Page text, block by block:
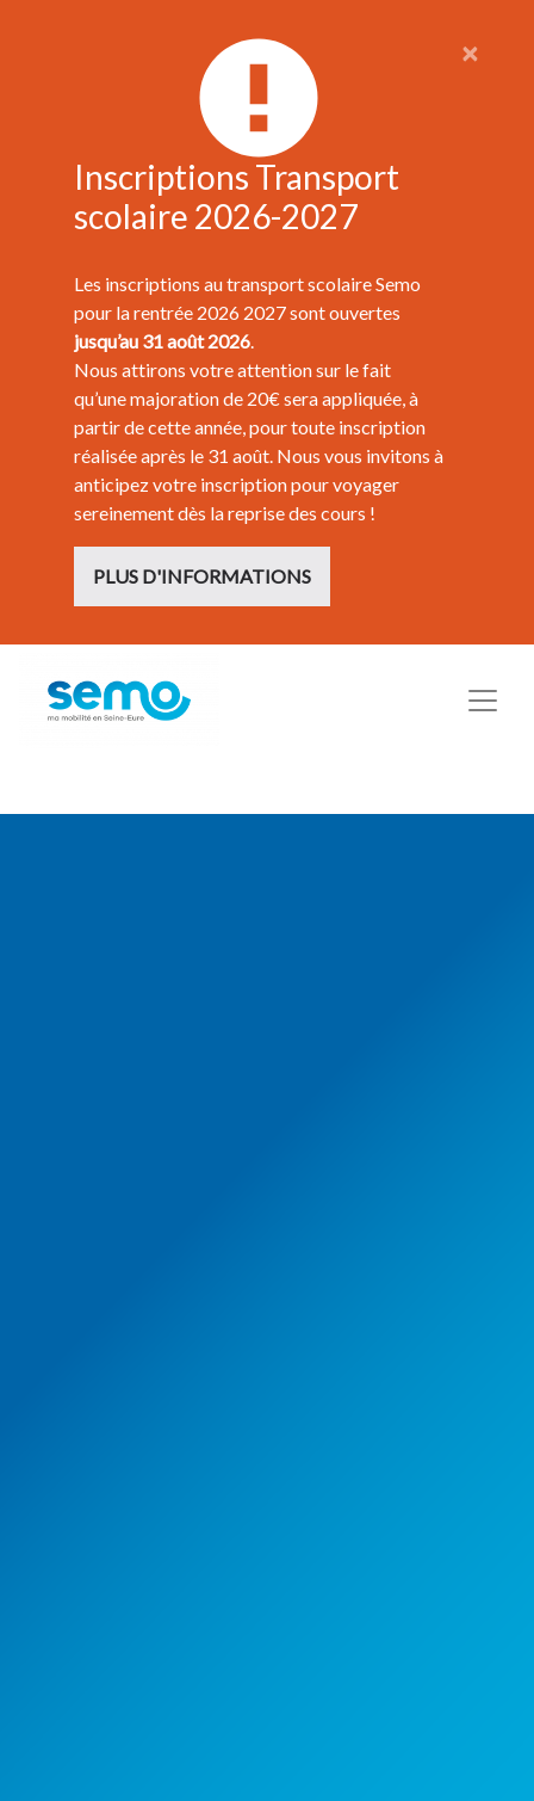
×
Inscriptions Transport
scolaire 2026-2027
Les inscriptions au transport scolaire Semo
pour la rentrée 2026 2027 sont ouvertes
jusqu’au 31 août 2026.
Nous attirons votre attention sur le fait
qu’une majoration de 20€ sera appliquée, à
partir de cette année, pour toute inscription
réalisée après le 31 août. Nous vous invitons à
anticipez votre inscription pour voyager
sereinement dès la reprise des cours !
PLUS D'INFORMATIONS